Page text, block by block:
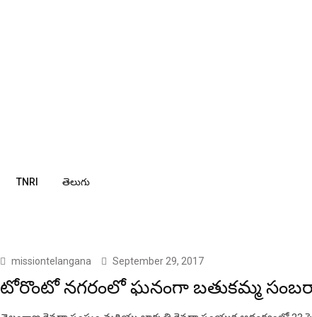
TNRI తెలుగు
missiontelangana September 29, 2017
టోరొంటో నగరంలో ఘనంగా బతుకమ్మ